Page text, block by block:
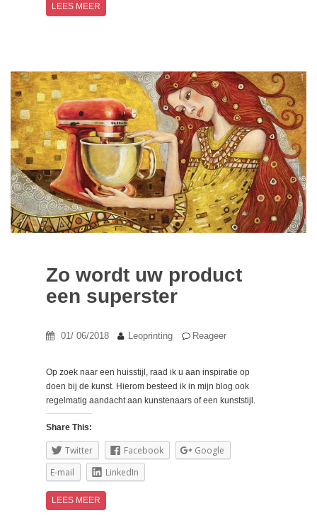
LEES MEER
Zo wordt uw product
een superster
01/ 06/2018 Leoprinting Reageer
Op zoek naar een huisstijl, raad ik u aan inspiratie op
doen bij de kunst. Hierom besteed ik in mijn blog ook
regelmatig aandacht aan kunstenaars of een kunststijl.
Share This:
Twitter Facebook
Google
E-mail
LinkedIn
LEES MEER